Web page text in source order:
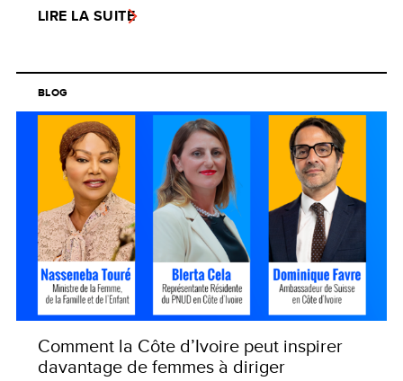
LIRE LA SUITE
BLOG
Comment la Côte d’Ivoire peut inspirer
davantage de femmes à diriger